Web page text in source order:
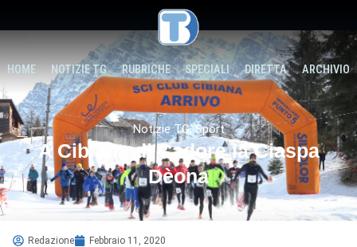
HOME NOTIZIE TG RUBRICHE SPECIALI DIRETTA ARCHIVIO
Notizie TG,Sport
A Cibiana di Cadore la Ciaspa
Dèona
Redazione Febbraio 11, 2020